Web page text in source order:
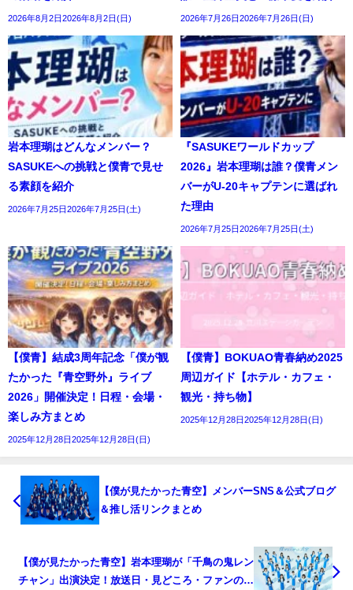
2026年8月2日2026年8月2日(日) 2026年7月26日2026年7月26日(日)
岩本理瑚はどんなメンバー？
SASUKEへの挑戦と僕青で見せ
る素顔を紹介
2026年7月25日2026年7月25日(土)
『SASUKEワールドカップ
2026』岩本理瑚は誰？僕青メン
バーがU-20キャプテンに選ばれ
た理由
2026年7月25日2026年7月25日(土)
【僕青】結成3周年記念「僕が観
たかった『青空野外』ライブ
2026」開催決定！日程・会場・
楽しみ方まとめ
2025年12月28日2025年12月28日(日)
【僕青】BOKUAO青春納め2025
周辺ガイド【ホテル・カフェ・
観光・持ち物】
2025年12月28日2025年12月28日(日)
【僕が見たかった青空】メンバーSNS＆公式ブログ
＆推し活リンクまとめ
【僕が見たかった青空】岩本理瑚が「千鳥の鬼レン
チャン」出演決定！放送日・見どころ・ファンの声